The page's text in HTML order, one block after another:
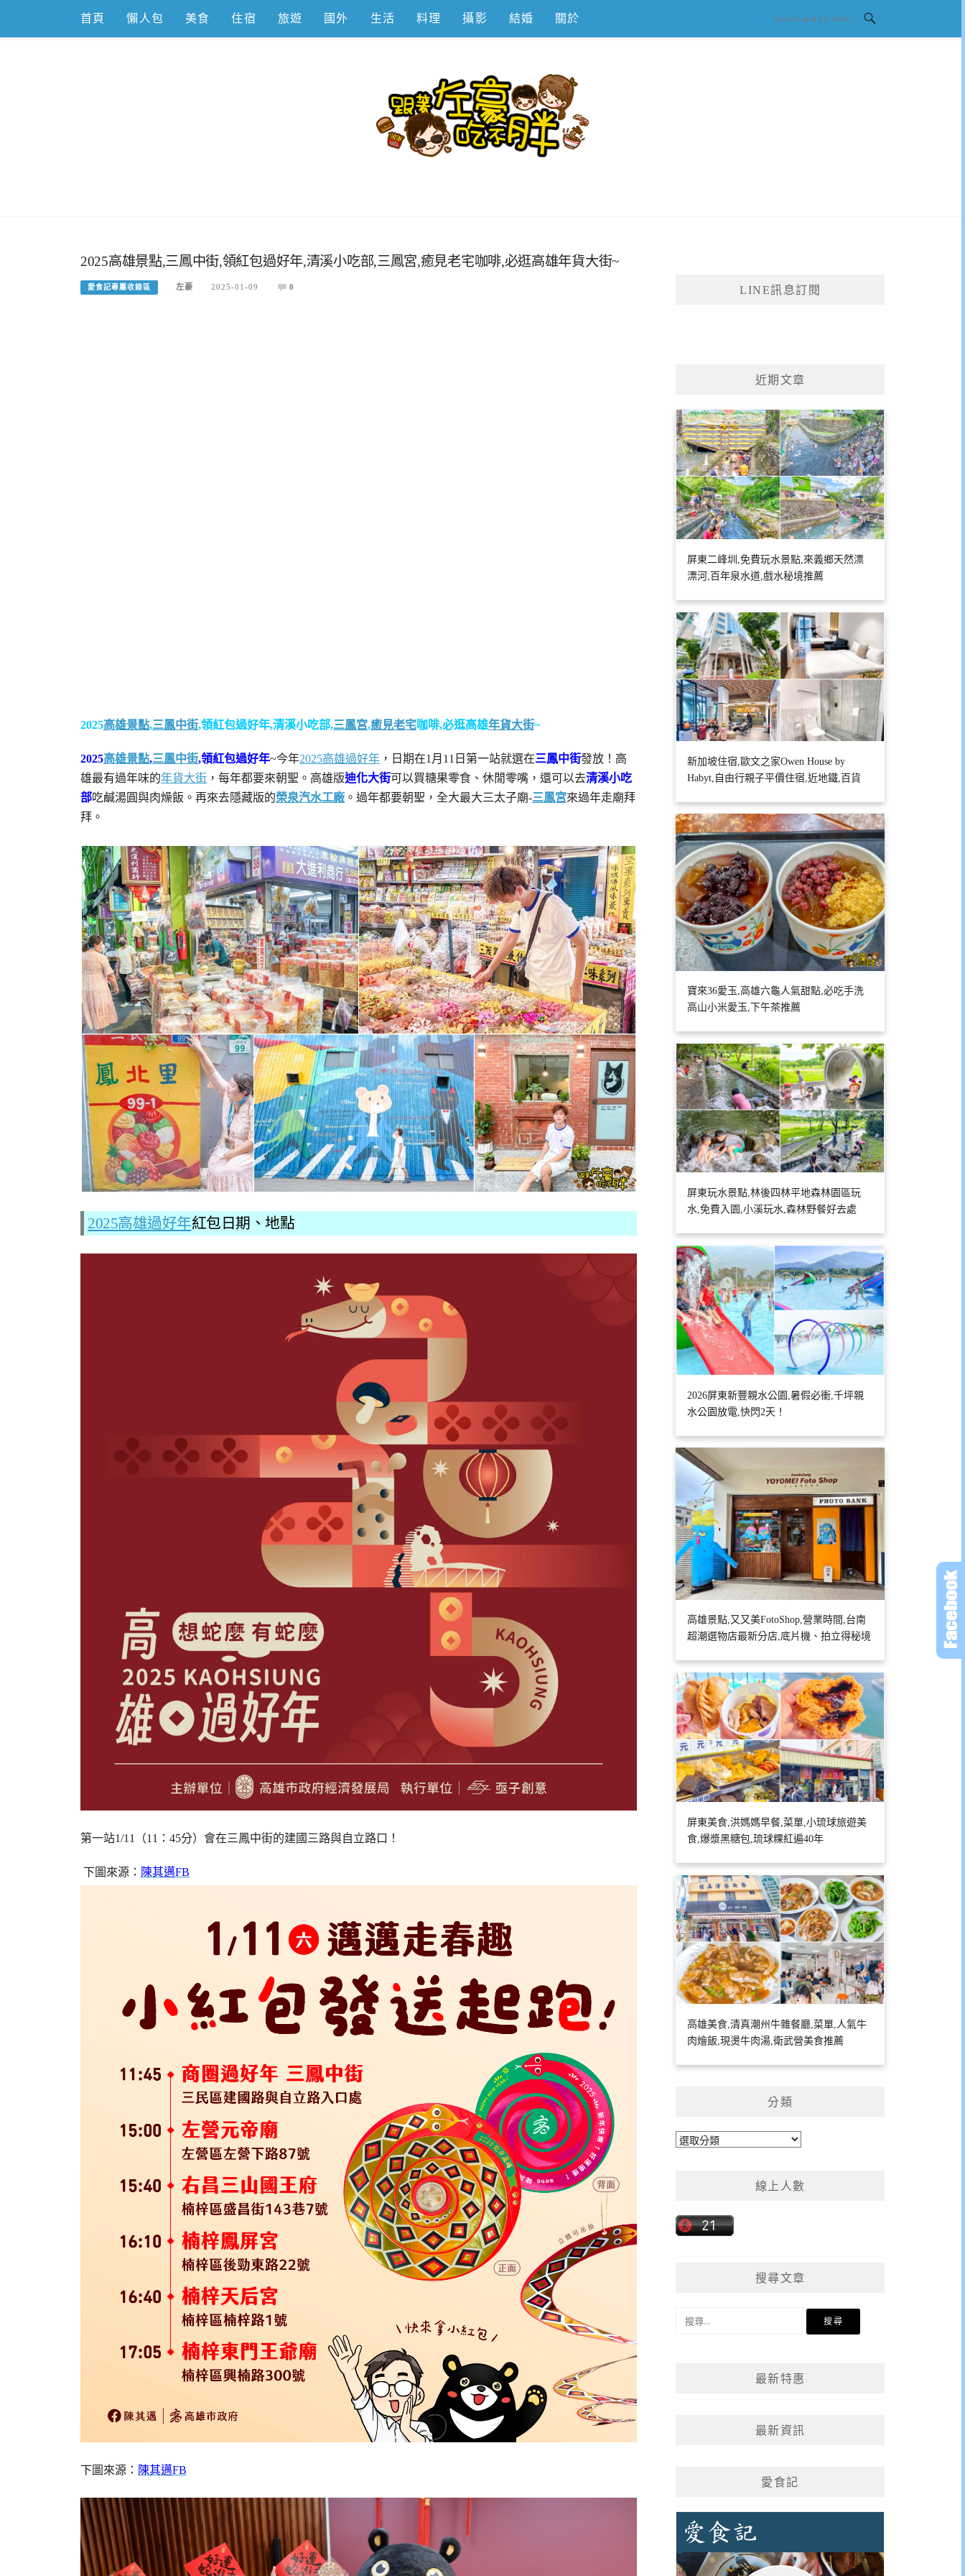
content
首頁 懶人包 美食 住宿 旅遊 國外 生活 料理 攝影 結婚 關於
2025高雄景點,三鳳中街,領紅包過好年,清溪小吃部,三鳳宮,癒見老宅咖啡,必逛高雄年貨大街~
愛食記專屬收錄區 左豪 2025-01-09 0
2025高雄景點,三鳳中街,領紅包過好年,清溪小吃部,三鳳宮,癒見老宅咖啡,必逛高雄年貨大街~
2025高雄景點,三鳳中街,領紅包過好年~今年2025高雄過好年 ，日期在1月11日第一站就選在三鳳中街發放！高
雄最有過年味的年貨大街 ，每年都要來朝聖。高雄版迪化大街可以買糖果零食、休閒零嘴，還可以去清溪小吃
部吃鹹湯圓與肉燥飯。再來去隱藏版的榮泉汽水工廠 。過年都要朝聖，全大最大三太子廟-三鳳宮來過年走廟拜
拜。
2025高雄過好年紅包日期、地點
第一站1/11（11：45分）會在三鳳中街的建國三路與自立路口！
下圖來源： 陳其邁FB
下圖來源： 陳其邁FB
LINE訊息訂閱
近期文章
屏東二峰圳,免費玩水景點,來義鄉天然漂
漂河,百年泉水道,戲水秘境推薦
新加坡住宿,歐文之家Owen House by
Habyt,自由行親子平價住宿,近地鐵,百貨
寶來36愛玉,高雄六龜人氣甜點,必吃手洗
高山小米愛玉,下午茶推薦
屏東玩水景點,林後四林平地森林園區玩
水,免費入園,小溪玩水,森林野餐好去處
2026屏東新豐親水公園,暑假必衝,千坪親
水公園放電,快閃2天！
高雄景點,又又美FotoShop,營業時間,台南
超潮選物店最新分店,底片機、拍立得秘境
屏東美食,洪媽媽早餐,菜單,小琉球旅遊美
食,爆漿黑糖包,琉球粿紅遍40年
高雄美食,清真潮州牛雜餐廳,菜單,人氣牛
肉燴飯,現燙牛肉湯,衛武營美食推薦
分類
分
線上人數
搜尋文章
最新特惠
最新資訊
愛食記